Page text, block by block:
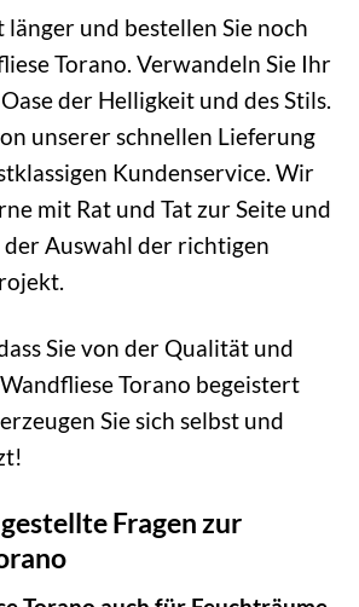
und bestellen Sie noch
Torano. Verwandeln Sie Ihr
der Helligkeit und des Stils.
unserer schnellen Lieferung
Kundenservice. Wir
mit Rat und Tat zur Seite und
Auswahl der richtigen
Sie von der Qualität und
Torano begeistert
Sie sich selbst und
Fragen zur